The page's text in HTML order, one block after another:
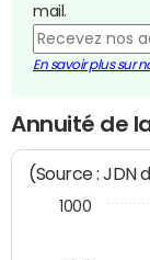
mail.
En savoir plus sur
Annuité de
(Source : JDN
1000